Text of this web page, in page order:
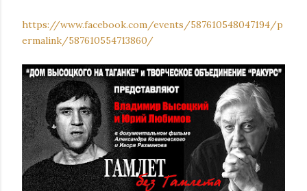
https://www.facebook.com/events/587610548047194/p
ermalink/587610554713860/